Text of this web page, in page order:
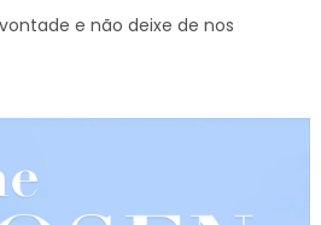
e não deixe de nos